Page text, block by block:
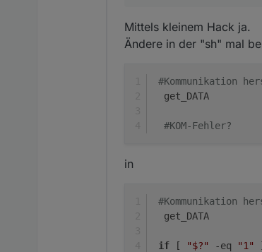
Mittels kleinem Hack ja.
Ändere in der "sh" mal
#Kommunikation
  get_DATA
#KOM-Fehler?
in
#Kommunikation
  get_DATA
if [ "$?" -eq "1"